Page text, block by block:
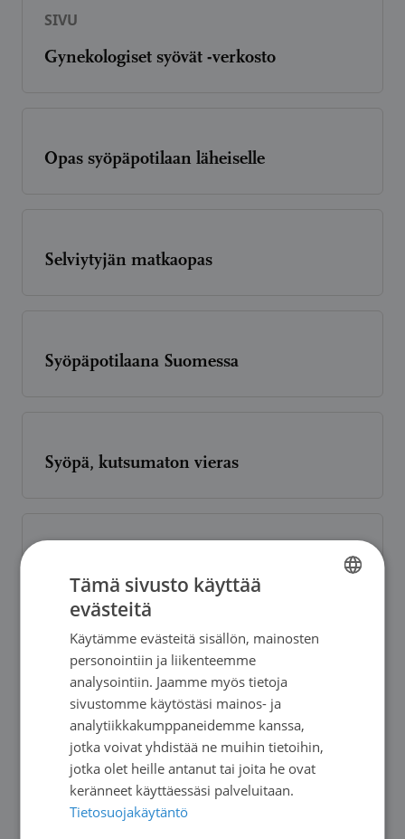
SIVU
Gynekologiset syövät -verkosto
Opas syöpäpotilaan läheiselle
Selviytyjän matkaopas
Syöpäpotilaana Suomessa
Syöpä, kutsumaton vieras
Seksuaalisuus ja syöpä
Syöpäpotilaan kivun hoito
SWEDISH
Tämä sivusto käyttää
evästeitä
Käytämme evästeitä sisällön, mainosten
personointiin ja liikenteemme
analysointiin. Jaamme myös tietoja
sivustomme käytöstäsi mainos- ja
analytiikkakumppaneidemme kanssa,
jotka voivat yhdistää ne muihin tietoihin,
jotka olet heille antanut tai joita he ovat
keränneet käyttäessäsi palveluitaan.
Tietosuojakäytäntö